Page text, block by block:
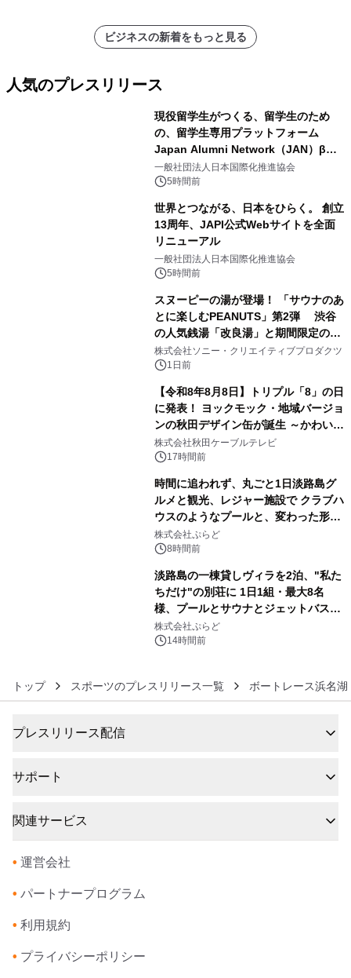
ビジネスの新着をもっと見る
人気のプレスリリース
現役留学生がつくる、留学生のため
の、留学生専用プラットフォーム
Japan Alumni Network（JAN）β版
をリリース
一般社団法人日本国際化推進協会
5時間前
世界とつながる、日本をひらく。 創立
13周年、JAPI公式Webサイトを全面
リニューアル
一般社団法人日本国際化推進協会
5時間前
スヌーピーの湯が登場！ 「サウナのあ
とに楽しむPEANUTS」第2弾 渋谷
の人気銭湯「改良湯」と期間限定のコ
ラボレーション サウナイキタイコラ
ボグッズも発売決定！
株式会社ソニー・クリエイティブプロダクツ
1日前
【令和8年8月8日】トリプル「8」の日
に発表！ ヨックモック・地域バージョ
ンの秋田デザイン缶が誕生 ～かわいい
秋田犬の子犬と秋田の四季と名所を巡
るパッケージ～ 9月1日(火)秋田県内で
株式会社秋田ケーブルテレビ
17時間前
時間に追われず、丸ごと1日淡路島グ
ルメと観光、レジャー施設で クラブハ
ウスのようなプールと、変わった形の
サウナも 「THE BOXY AWAJI」のお
得な素泊まり連泊プランで
株式会社ぷらど
8時間前
淡路島の一棟貸しヴィラを2泊、"私た
ちだけ"の別荘に 1日1組・最大8名
様、プールとサウナとジェットバス付
きで Villa Mon Temps AWAJIの連泊
素泊りプラン
株式会社ぷらど
14時間前
トップ スポーツのプレスリリース一覧 ボートレース浜名湖
プレスリリース配信
サポート
関連サービス
• 運営会社
• パートナープログラム
• 利用規約
• プライバシーポリシー